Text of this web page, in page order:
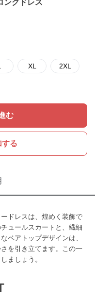
ングドレス
XL 2XL
む
する
ドレスは、煌めく装飾で
ュールスカートと、繊細
ベアトップデザインは、
を引き立てます。この一
ましょう。